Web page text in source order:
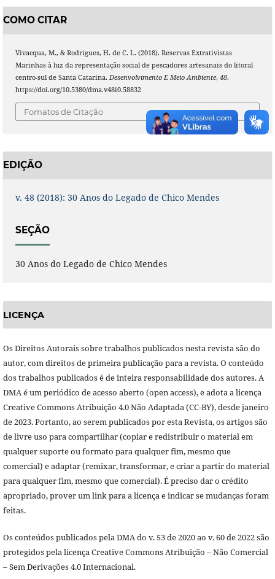
COMO CITAR
Vivacqua, M., & Rodrigues, H. de C. L. (2018). Reservas Extrativistas
Marinhas à luz da representação social de pescadores artesanais do litoral
centro-sul de Santa Catarina. Desenvolvimento E Meio Ambiente, 48.
https://doi.org/10.5380/dma.v48i0.58832
Fomatos de Citação
EDIÇÃO
v. 48 (2018): 30 Anos do Legado de Chico Mendes
SEÇÃO
30 Anos do Legado de Chico Mendes
LICENÇA
Os Direitos Autorais sobre trabalhos publicados nesta revista são do
autor, com direitos de primeira publicação para a revista. O conteúdo
dos trabalhos publicados é de inteira responsabilidade dos autores. A
DMA é um periódico de acesso aberto (open access), e adota a licença
Creative Commons Atribuição 4.0 Não Adaptada (CC-BY), desde janeiro
de 2023. Portanto, ao serem publicados por esta Revista, os artigos são
de livre uso para compartilhar (copiar e redistribuir o material em
qualquer suporte ou formato para qualquer fim, mesmo que
comercial) e adaptar (remixar, transformar, e criar a partir do material
para qualquer fim, mesmo que comercial). É preciso dar o crédito
apropriado, prover um link para a licença e indicar se mudanças foram
feitas.
Os conteúdos publicados pela DMA do v. 53 de 2020 ao v. 60 de 2022 são
protegidos pela licença Creative Commons Atribuição – Não Comercial
– Sem Derivações 4.0 Internacional.